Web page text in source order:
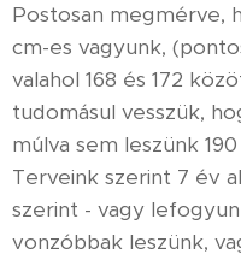
Postosan megmérve,
cm-es vagyunk,
valahol 168 és 172
tudomásul vesszük,
múlva sem leszünk
Terveink szerint 7 év
szerint - vagy
vonzóbbak leszünk,